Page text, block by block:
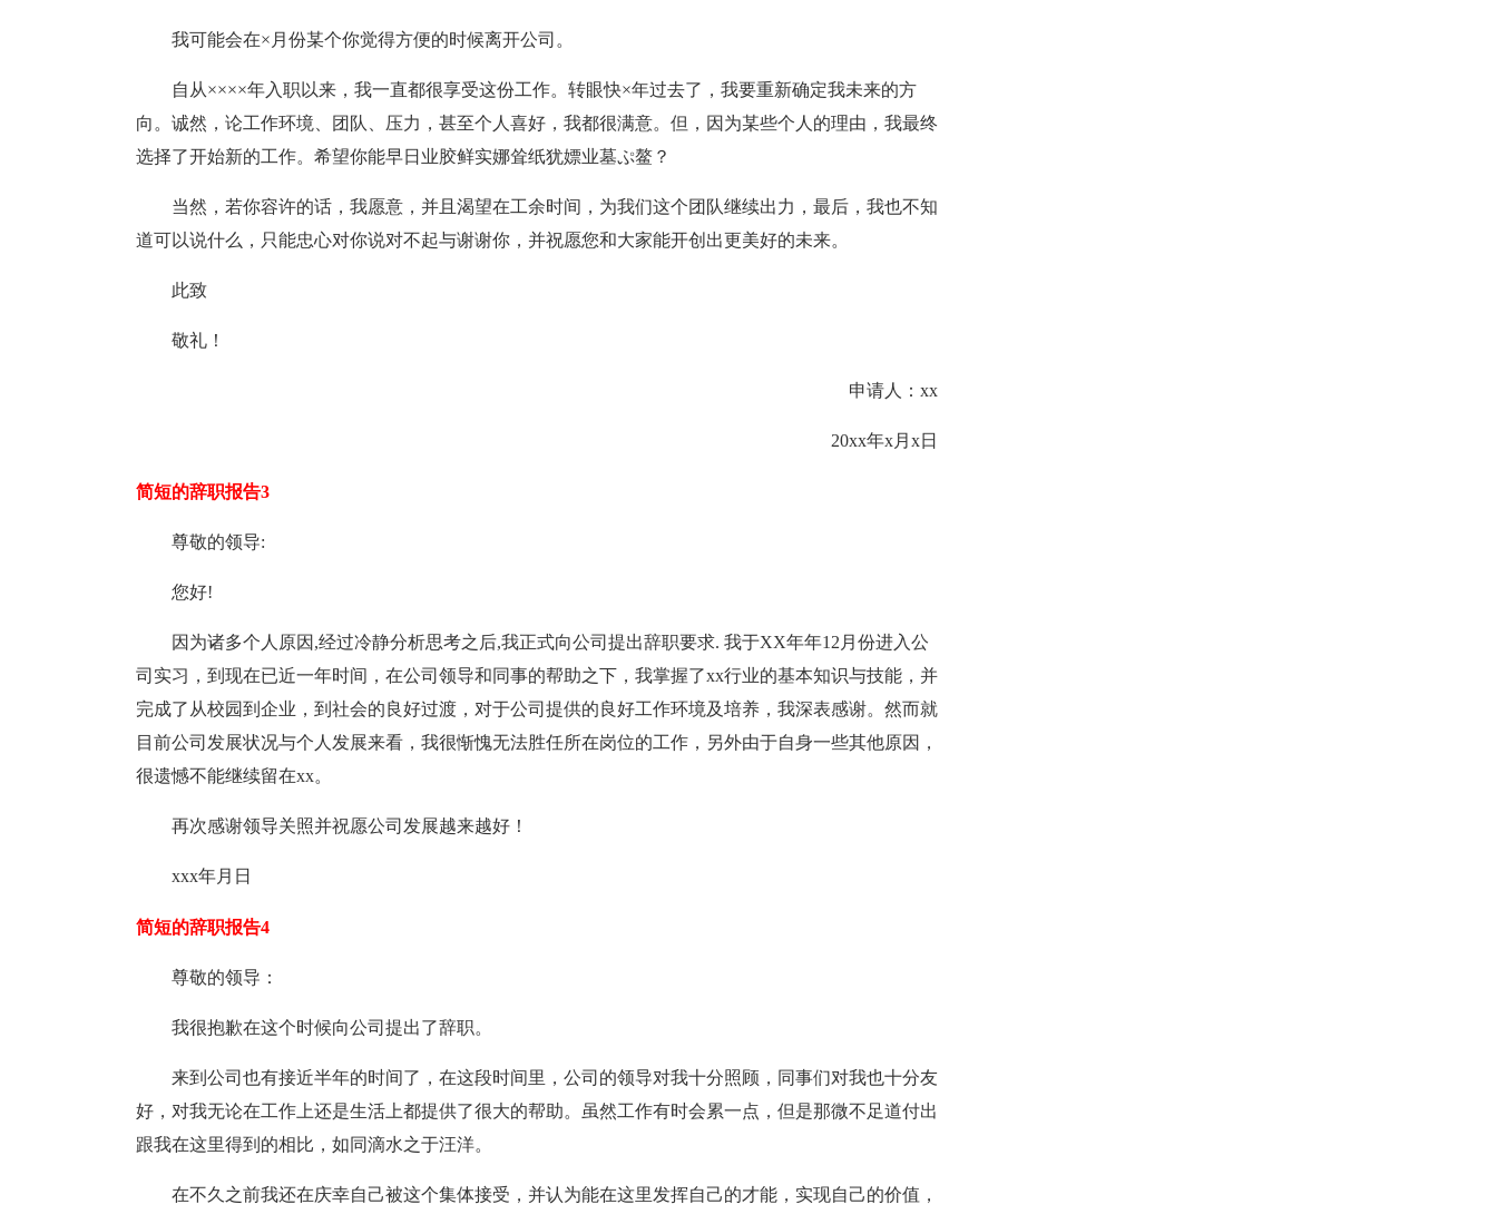
我可能会在×月份某个你觉得方便的时候离开公司。
自从××××年入职以来，我一直都很享受这份工作。转眼快×年过去了，我要重新确定我未来的方
向。诚然，论工作环境、团队、压力，甚至个人喜好，我都很满意。但，因为某些个人的理由，我最终
选择了开始新的工作。希望你能早日业胶鲜实娜耸纸犹嫖业墓ぷ鳌？
当然，若你容许的话，我愿意，并且渴望在工余时间，为我们这个团队继续出力，最后，我也不知
道可以说什么，只能忠心对你说对不起与谢谢你，并祝愿您和大家能开创出更美好的未来。
此致
敬礼！
申请人：xx
20xx年x月x日
简短的辞职报告3
尊敬的领导:
您好!
因为诸多个人原因,经过冷静分析思考之后,我正式向公司提出辞职要求. 我于XX年年12月份进入公
司实习，到现在已近一年时间，在公司领导和同事的帮助之下，我掌握了xx行业的基本知识与技能，并
完成了从校园到企业，到社会的良好过渡，对于公司提供的良好工作环境及培养，我深表感谢。然而就
目前公司发展状况与个人发展来看，我很惭愧无法胜任所在岗位的工作，另外由于自身一些其他原因，
很遗憾不能继续留在xx。
再次感谢领导关照并祝愿公司发展越来越好！
xxx年月日
简短的辞职报告4
尊敬的领导：
我很抱歉在这个时候向公司提出了辞职。
来到公司也有接近半年的时间了，在这段时间里，公司的领导对我十分照顾，同事们对我也十分友
好，对我无论在工作上还是生活上都提供了很大的帮助。虽然工作有时会累一点，但是那微不足道付出
跟我在这里得到的相比，如同滴水之于汪洋。
在不久之前我还在庆幸自己被这个集体接受，并认为能在这里发挥自己的才能，实现自己的价值，